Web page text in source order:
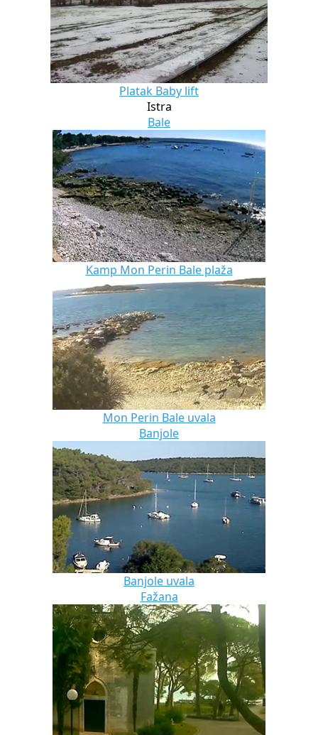
Platak Baby lift
Istra
Bale
Kamp Mon Perin Bale plaža
Mon Perin Bale uvala
Banjole
Banjole uvala
Fažana